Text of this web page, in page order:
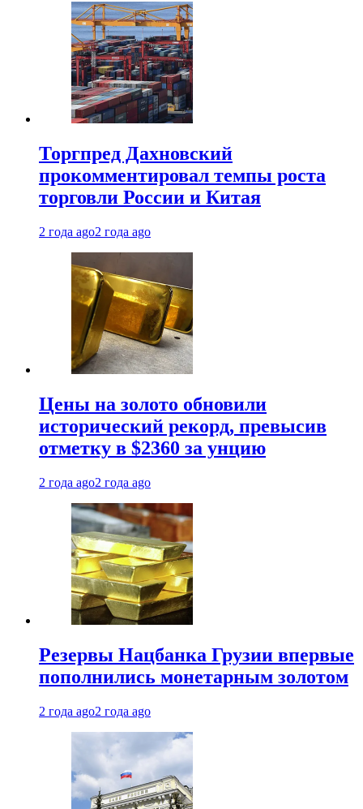
Торгпред Дахновский
прокомментировал темпы роста
торговли России и Китая
2 года ago2 года ago
Цены на золото обновили
исторический рекорд, превысив
отметку в $2360 за унцию
2 года ago2 года ago
Резервы Нацбанка Грузии впервые
пополнились монетарным золотом
2 года ago2 года ago